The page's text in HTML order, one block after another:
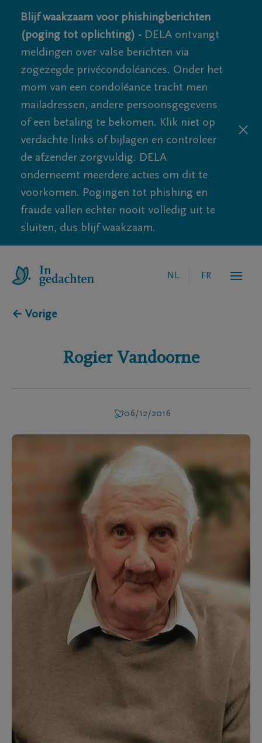
Blijf waakzaam voor phishingberichten
(poging tot oplichting) - DELA ontvangt
meldingen over valse berichten via
zogezegde privécondoléances. Onder het
mom van een condoléance tracht men
mailadressen, andere persoonsgegevens
of een betaling te bekomen. Klik niet op
verdachte links of bijlagen en controleer
de afzender zorgvuldig. DELA
onderneemt meerdere acties om dit te
voorkomen. Pogingen tot phishing en
fraude vallen echter nooit volledig uit te
sluiten, dus blijf waakzaam.
NL FR
← Vorige
Rogier Vandoorne
06/12/2016